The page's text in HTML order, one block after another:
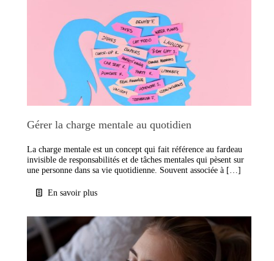
Gérer la charge mentale au quotidien
La charge mentale est un concept qui fait référence au fardeau
invisible de responsabilités et de tâches mentales qui pèsent sur
une personne dans sa vie quotidienne. Souvent associée à […]
En savoir plus